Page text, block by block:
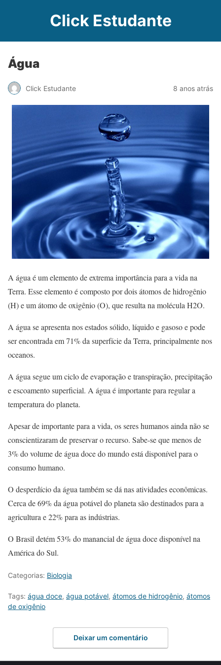
Click Estudante
Água
Click Estudante 8 anos atrás
A água é um elemento de extrema importância para a vida na
Terra. Esse elemento é composto por dois átomos de hidrogênio
(H) e um átomo de oxigênio (O), que resulta na molécula H2O.
A água se apresenta nos estados sólido, líquido e gasoso e pode
ser encontrada em 71% da superfície da Terra, principalmente nos
oceanos.
A água segue um ciclo de evaporação e transpiração, precipitação
e escoamento superficial. A água é importante para regular a
temperatura do planeta.
Apesar de importante para a vida, os seres humanos ainda não se
conscientizaram de preservar o recurso. Sabe-se que menos de
3% do volume de água doce do mundo está disponível para o
consumo humano.
O desperdício da água também se dá nas atividades econômicas.
Cerca de 69% da água potável do planeta são destinados para a
agricultura e 22% para as indústrias.
O Brasil detém 53% do manancial de água doce disponível na
América do Sul.
Categorias: Biologia
Tags: água doce, água potável, átomos de hidrogênio, átomos
de oxigênio
Deixar um comentário